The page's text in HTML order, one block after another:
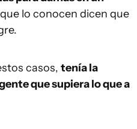
lo conocen dicen que
casos, tenía la
que supiera lo que a